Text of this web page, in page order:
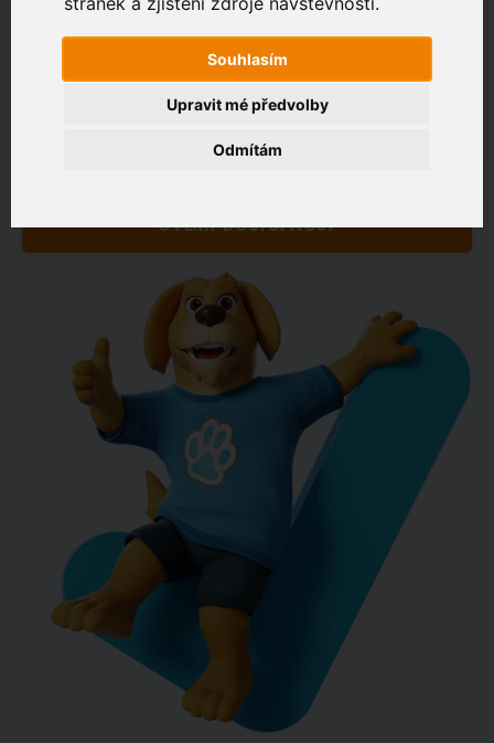
Souhlasím
Odmítám
Upravit mé předvolby
Zákaznický portál
Zadejte adresu, kde chcete připojit
OVĚŘIT DOSTUPNOST